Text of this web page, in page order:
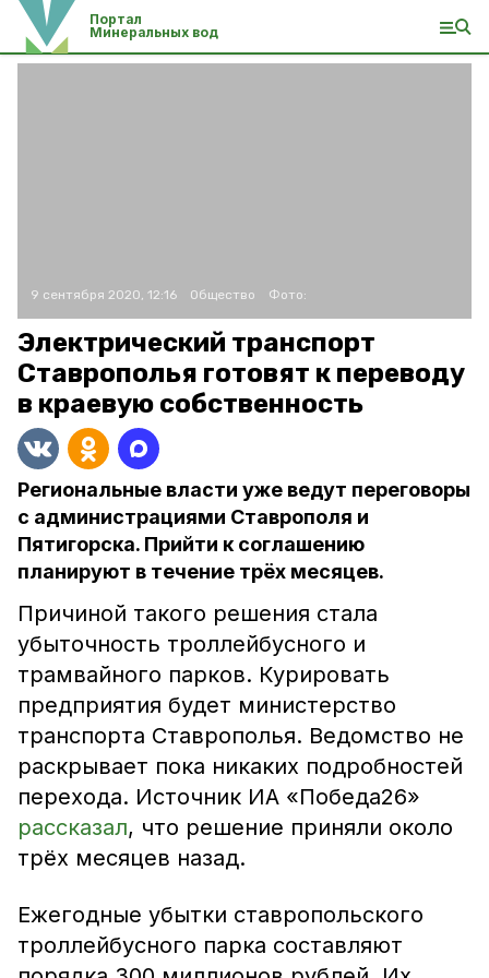
Портал
Минеральных вод
9 сентября 2020, 12:16 Общество Фото:
Электрический транспорт
Ставрополья готовят к переводу
в краевую собственность
Региональные власти уже ведут переговоры
с администрациями Ставрополя и
Пятигорска. Прийти к соглашению
планируют в течение трёх месяцев.
Причиной такого решения стала
убыточность троллейбусного и
трамвайного парков. Курировать
предприятия будет министерство
транспорта Ставрополья. Ведомство не
раскрывает пока никаких подробностей
перехода. Источник ИА «Победа26»
рассказал, что решение приняли около
трёх месяцев назад.
Ежегодные убытки ставропольского
троллейбусного парка составляют